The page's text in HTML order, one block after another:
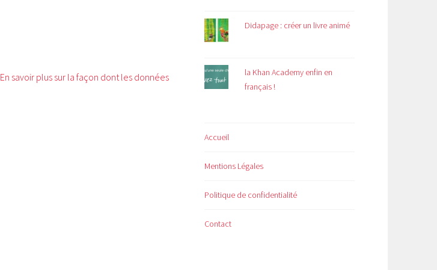
En savoir plus sur la façon dont les données
Didapage : créer un livre animé
la Khan Academy enfin en
français !
Accueil
Mentions Légales
Politique de confidentialité
Contact